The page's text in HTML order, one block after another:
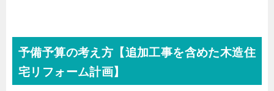
予備予算の考え方【追加工事を含めた木造住
宅リフォーム計画】